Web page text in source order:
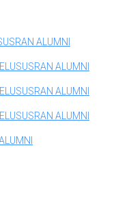
ALUMNI
ALUMNI
ALUMNI
ALUMNI